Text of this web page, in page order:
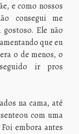
e como nossos
consegui me
gostoso. Ele não
que eu
o de menos, o
ir pros
na cama, até
com uma
Foi embora antes